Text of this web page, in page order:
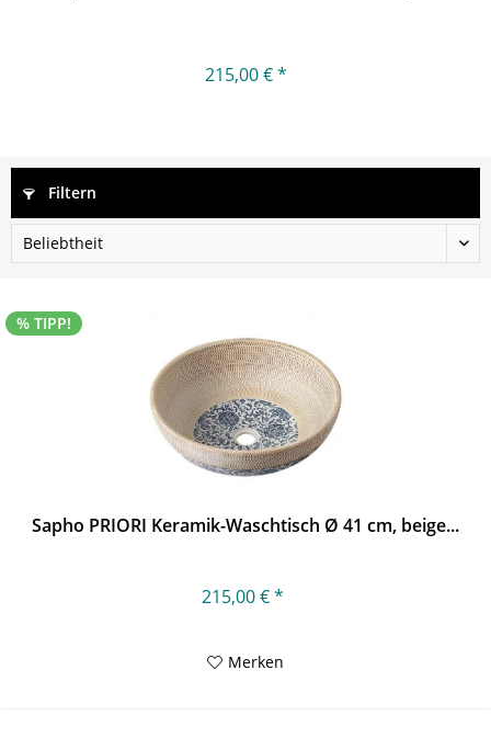
215,00 € *
Filtern
% TIPP!
Sapho PRIORI Keramik-Waschtisch Ø 41 cm, beige...
215,00 € *
Merken